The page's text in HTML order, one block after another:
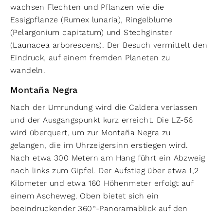
wachsen Flechten und Pflanzen wie die
Essigpflanze (Rumex lunaria), Ringelblume
(Pelargonium capitatum) und Stechginster
(Launacea arborescens). Der Besuch vermittelt den
Eindruck, auf einem fremden Planeten zu
wandeln.
Montaña Negra
Nach der Umrundung wird die Caldera verlassen
und der Ausgangspunkt kurz erreicht. Die LZ-56
wird überquert, um zur Montaña Negra zu
gelangen, die im Uhrzeigersinn erstiegen wird.
Nach etwa 300 Metern am Hang führt ein Abzweig
nach links zum Gipfel. Der Aufstieg über etwa 1,2
Kilometer und etwa 160 Höhenmeter erfolgt auf
einem Ascheweg. Oben bietet sich ein
beeindruckender 360°-Panoramablick auf den